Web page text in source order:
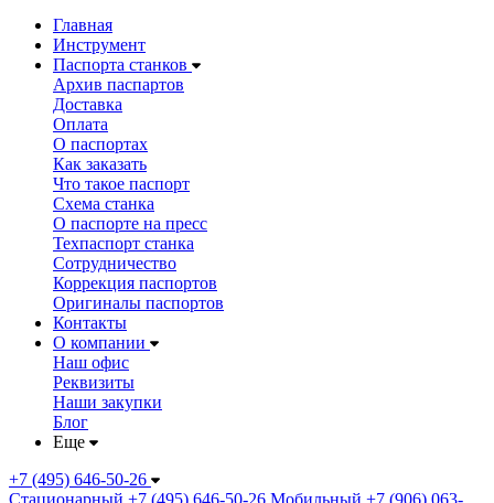
Главная
Инструмент
Паспорта станков
Архив паспартов
Доставка
Оплата
О паспортах
Как заказать
Что такое паспорт
Схема станка
О паспорте на пресс
Техпаспорт станка
Сотрудничество
Коррекция паспортов
Оригиналы паспортов
Контакты
О компании
Наш офис
Реквизиты
Наши закупки
Блог
Еще
+7 (495) 646-50-26
Стационарный +7 (495) 646-50-26 Мобильный +7 (906) 063-